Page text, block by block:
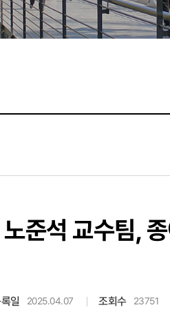
준석 교수팀,
일 2025.04.07 조회수 23751